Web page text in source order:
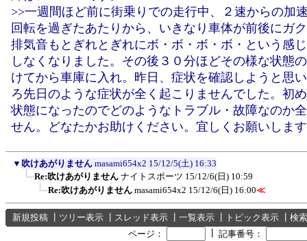
>>一週間ほど前に街乗りでの走行中、２速からの加
回転を過ぎたあたりから、いきなり車体が前後にガ
排気音もとぎれとぎれにボ・ボ・ボ・ボ・という感
しなくなりました。その後３０分ほどその様な状態
けてから車庫に入れ。昨日、症状を確認しようと思
ろ先日のような症状が全く起こりませんでした。初
状態になったのでどのようなトラブル・故障なのか
せん。どなたかお助けください。宜しくお願いしま
▼ 吹けあがりません masami654x2 15/12/5(土) 16:33
Re:吹けあがりません ナイトスポーツ 15/12/6(日) 10:59
Re:吹けあがりません masami654x2 15/12/6(日) 16:00≪
新規投稿 ツリー表示 スレッド表示 一覧表示 トピック表示
検索
ページ：
記事番号：